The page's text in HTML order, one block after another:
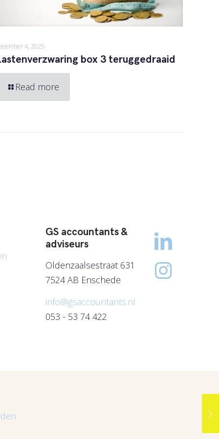
4, 2025
box 3 teruggedraaid
Read more
GS accountants &
adviseurs
Oldenzaalsestraat 631
7524 AB Enschede
info@gsaccountants.nl
053 - 53 74 422